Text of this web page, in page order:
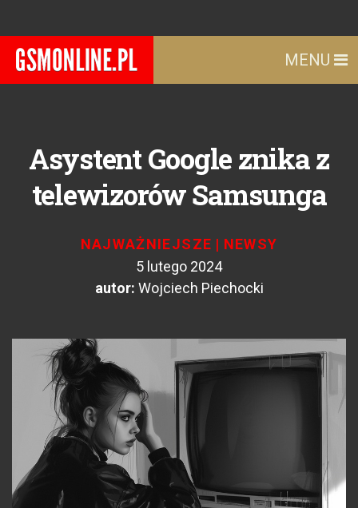
MENU
Asystent Google znika z
telewizorów Samsunga
NAJWAŻNIEJSZE | NEWSY
5 lutego 2024
autor: Wojciech Piechocki